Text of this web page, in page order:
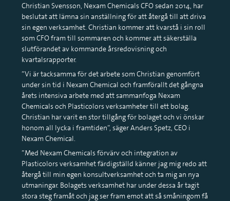
Christian Svensson, Nexam Chemicals CFO sedan 2014, har
beslutat att lämna sin anställning för att återgå till att driva
sin egen verksamhet. Christian kommer att kvarstå i sin roll
som CFO fram till sommaren och kommer att säkerställa
slutförandet av kommande årsredovisning och
kvartalsrapporter.
”Vi är tacksamma för det arbete som Christian genomfört
under sin tid i Nexam Chemical och framförallt det gångna
årets intensiva arbete med att sammanfoga Nexam
Chemicals och Plasticolors verksamheter till ett bolag.
Christian har varit en stor tillgång för bolaget och vi önskar
honom all lycka i framtiden”, säger Anders Spetz, CEO i
Nexam Chemical.
”Med Nexam Chemicals förvärv och integration av
Plasticolors verksamhet färdigställd känner jag mig redo att
återgå till min egen konsultverksamhet och ta mig an nya
utmaningar. Bolagets verksamhet har under dessa år tagit
stora steg framåt och jag ser fram emot att så småningom få